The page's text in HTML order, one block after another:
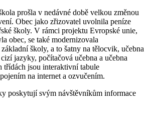
prošla v nedávné době velkou změnou
Obec jako zřizovatel uvolnila peníze
školy. V rámci projektu Evropské unie,
obec, se také modernizovala
školy, a to šatny na tělocvik, učebna
jazyky, počítačová učebna a učebna
třídách jsou interaktivní tabule
na internet a ozvučením.
poskytují svým návštěvníkům informace